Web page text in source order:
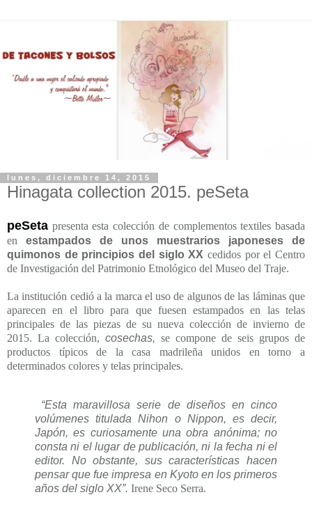
lunes, diciembre 14, 2015
Hinagata collection 2015. peSeta
peSeta presenta esta colección de complementos textiles basada
en estampados de unos muestrarios japoneses de
quimonos de principios del siglo XX cedidos por el Centro
de Investigación del Patrimonio Etnológico del Museo del Traje.
La institución cedió a la marca el uso de algunos de las láminas que
aparecen en el libro para que fuesen estampados en las telas
principales de las piezas de su nueva colección de invierno de
2015. La colección, cosechas, se compone de seis grupos de
productos típicos de la casa madrileña unidos en torno a
determinados colores y telas principales.
“Esta maravillosa serie de diseños en cinco
volúmenes titulada
Nihon o Nippon, es decir,
Japón, es curiosamente una obra anónima; no
consta ni el lugar de publicación, ni la fecha ni el
editor. No obstante, sus características hacen
pensar que fue impresa en Kyoto en los primeros
años del siglo XX”. Irene Seco Serra.